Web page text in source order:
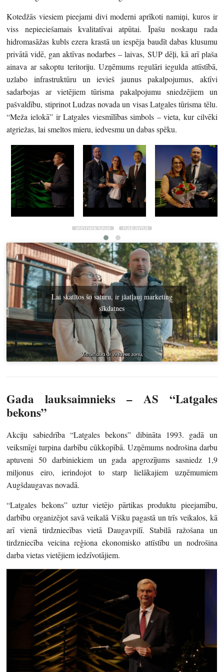
Kotedžās viesiem pieejami divi moderni aprīkoti namiņi, kuros ir
viss nepieciešamais kvalitatīvai atpūtai. Īpašu noskaņu rada
hidromasāžas kubls ezera krastā un iespēja baudīt dabas klusumu
privātā vidē, gan aktīvas nodarbes – laivas, SUP dēļi, kā arī plaša
ainava ar sakoptu teritoriju. Uzņēmums regulāri iegulda attīstībā,
uzlabo infrastruktūru un ievieš jaunus pakalpojumus, aktīvi
sadarbojas ar vietējiem tūrisma pakalpojumu sniedzējiem un
pašvaldību, stiprinot Ludzas novada un visas Latgales tūrisma tēlu.
“Meža ielokā” ir Latgales viesmīlības simbols – vieta, kur cilvēki
atgriežas, lai smeltos mieru, iedvesmu un dabas spēku.
iepriekšējā nākamā
Lai skatītos šo saturu, ir jāatļauj marketing
sīkdatnes
Gada lauksaimnieks – AS “Latgales
bekons”
Akciju sabiedrība “Latgales bekons” dibināta 1993. gadā un
veiksmīgi turpina darbību cūkkopībā. Uzņēmums nodrošina darbu
aptuveni 50 darbiniekiem un gada apgrozījums sasniedz 1,9
miljonus eiro, ierindojot to starp lielākajiem uzņēmumiem
Augšdaugavas novadā.
“Latgales bekons” uztur vietējo pārtikas produktu pieejamību,
darbību organizējot savā veikalā Višku pagastā un trīs veikalos, kā
arī vienā tirdzniecības vietā Daugavpilī. Stabilā ražošana un
tirdzniecība veicina reģiona ekonomisko attīstību un nodrošina
darba vietas vietējiem iedzīvotājiem.